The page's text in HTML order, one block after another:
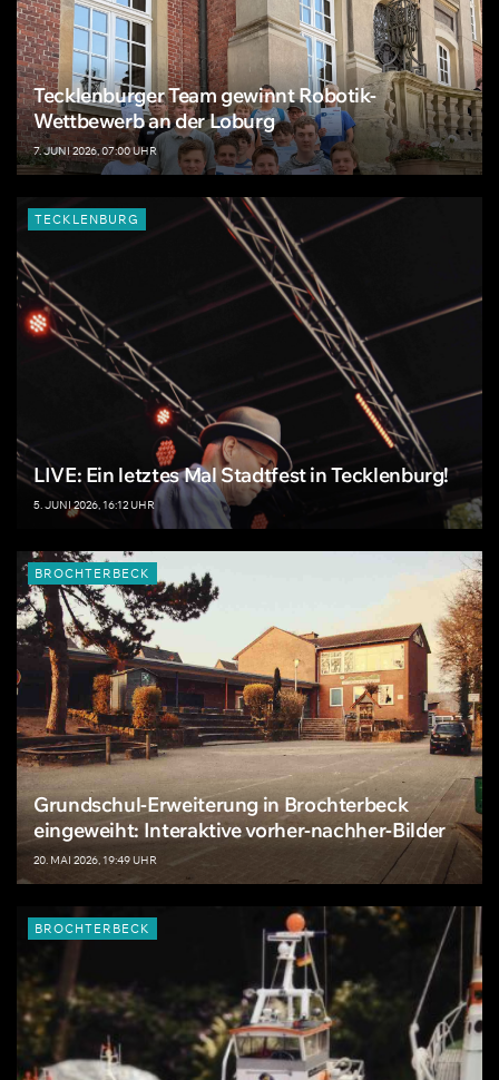
Tecklenburger Team gewinnt Robotik-
Wettbewerb an der Loburg
7. JUNI 2026, 07:00 UHR
TECKLENBURG
LIVE: Ein letztes Mal Stadtfest in Tecklenburg!
5. JUNI 2026, 16:12 UHR
BROCHTERBECK
Grundschul-Erweiterung in Brochterbeck
eingeweiht: Interaktive vorher-nachher-Bilder
20. MAI 2026, 19:49 UHR
BROCHTERBECK